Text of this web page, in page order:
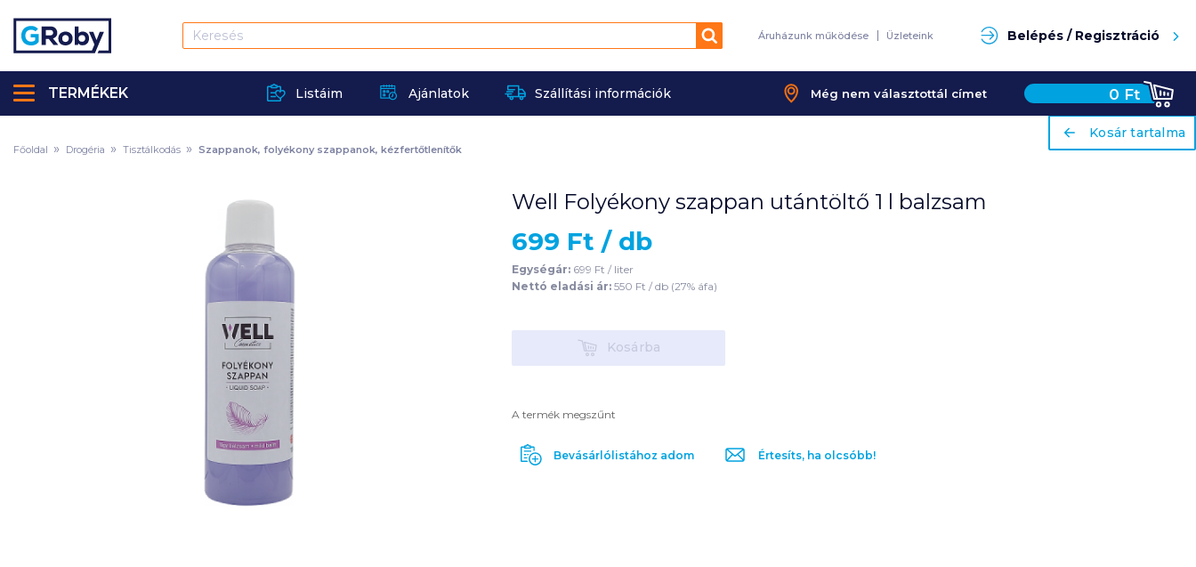
Keresés Áruházunk működése Üzleteink Belépés / Regisztráció
Listáim Ajánlatok Szállítási információk Még nem választottál címet 0 Ft
TERMÉKEK
ariaLabel
Kosár tartalma
Főoldal Drogéria Tisztálkodás Szappanok, folyékony szappanok, kézfertőtlenítők
Well Folyékony szappan utántöltő 1 l balzsam
699 Ft / db
Egységár: 699 Ft / liter
Nettó eladási ár: 550 Ft / db (27% áfa)
KosárbaKosárba
A termék megszűnt
Bevásárlólistához adom Értesíts, ha olcsóbb!